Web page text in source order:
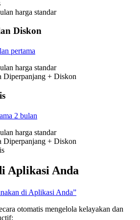
harga standar
Diskon
pertama
harga standar
Diperpanjang + Diskon
2 bulan
harga standar
Diperpanjang + Diskon
Aplikasi Anda
di Aplikasi Anda”
otomatis mengelola kelayakan dan